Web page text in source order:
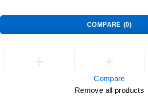
COMPARE (0)
Compare
Remove all products